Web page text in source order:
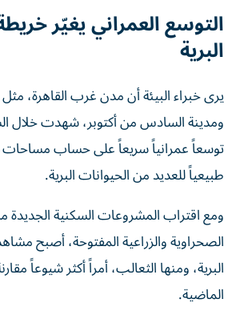
التوسع العمراني يغيّر
البرية
يرى خبراء البيئة أن مدن غرب القاهرة،
ومدينة السادس من أكتوبر، شهدت خلال
توسعاً عمرانياً سريعاً على حساب
طبيعياً للعديد من الحيوانات البرية.
ومع اقتراب المشروعات السكنية الجديدة
الصحراوية والزراعية المفتوحة، أصبح
البرية، ومنها الثعالب، أمراً أكثر شيوعاً
الماضية.